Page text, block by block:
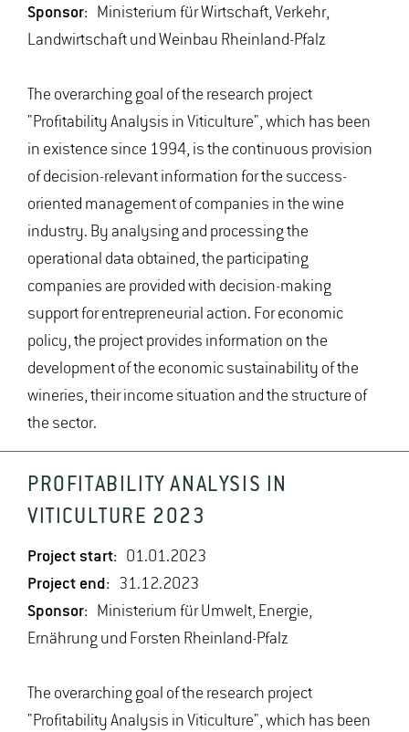
Sponsor: Ministerium für Wirtschaft, Verkehr,
Landwirtschaft und Weinbau Rheinland-Pfalz
The overarching goal of the research project
"Profitability Analysis in Viticulture", which has been
in existence since 1994, is the continuous provision
of decision-relevant information for the success-
oriented management of companies in the wine
industry. By analysing and processing the
operational data obtained, the participating
companies are provided with decision-making
support for entrepreneurial action. For economic
policy, the project provides information on the
development of the economic sustainability of the
wineries, their income situation and the structure of
the sector.
PROFITABILITY ANALYSIS IN
VITICULTURE 2023
Project start: 01.01.2023
Project end: 31.12.2023
Sponsor: Ministerium für Umwelt, Energie,
Ernährung und Forsten Rheinland-Pfalz
The overarching goal of the research project
"Profitability Analysis in Viticulture", which has been